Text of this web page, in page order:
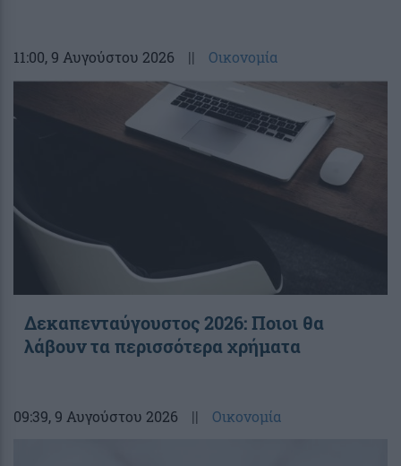
11:00, 9 Αυγούστου 2026 || Οικονομία
Δεκαπενταύγουστος 2026: Ποιοι θα
λάβουν τα περισσότερα χρήματα
09:39, 9 Αυγούστου 2026 || Οικονομία